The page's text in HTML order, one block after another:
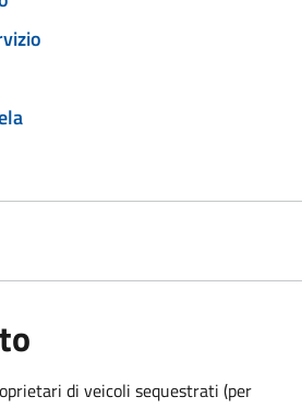
di veicoli sequestrati (per